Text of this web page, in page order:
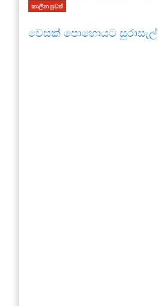
කාලීන පුවත්
වෙසක් පොහොයට සුරාසැල්